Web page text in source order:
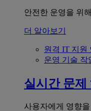
안전한 운영을 위
더 알아보기
원격 IT 지원
운영 기술 작
실시간 문제
사용자에게 영향